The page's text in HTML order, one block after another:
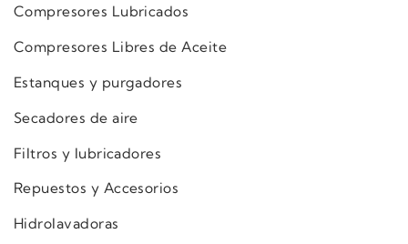
Compresores Lubricados
Compresores Libres de Aceite
Estanques y purgadores
Secadores de aire
Filtros y lubricadores
Repuestos y Accesorios
Hidrolavadoras